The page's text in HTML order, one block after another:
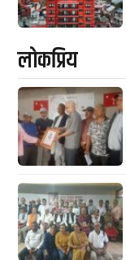
लाेकप्रिय